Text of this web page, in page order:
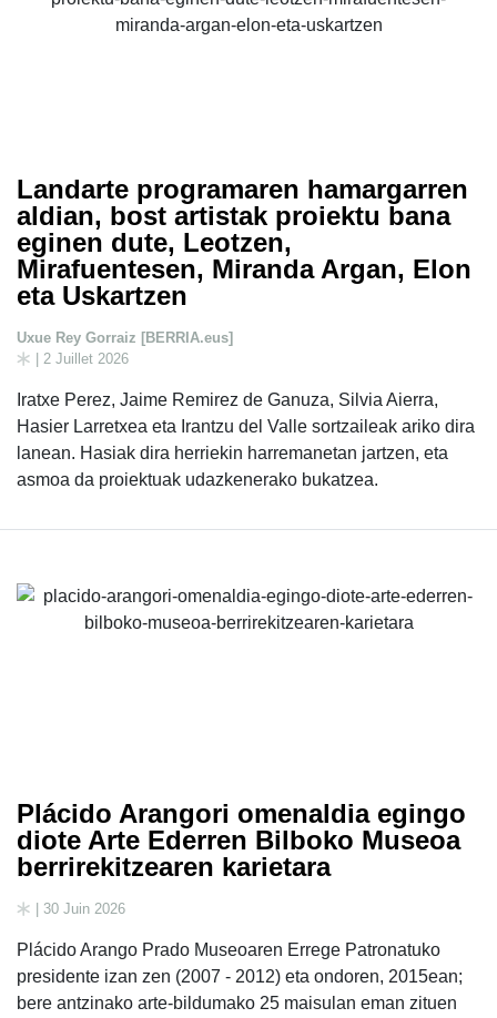
Landarte programaren hamargarren
aldian, bost artistak proiektu bana
eginen dute, Leotzen,
Mirafuentesen, Miranda Argan, Elon
eta Uskartzen
Uxue Rey Gorraiz [BERRIA.eus]
| 2 Juillet 2026
Iratxe Perez, Jaime Remirez de Ganuza, Silvia Aierra,
Hasier Larretxea eta Irantzu del Valle sortzaileak ariko dira
lanean. Hasiak dira herriekin harremanetan jartzen, eta
asmoa da proiektuak udazkenerako bukatzea.
Plácido Arangori omenaldia egingo
diote Arte Ederren Bilboko Museoa
berrirekitzearen karietara
| 30 Juin 2026
Plácido Arango Prado Museoaren Errege Patronatuko
presidente izan zen (2007 - 2012) eta ondoren, 2015ean;
bere antzinako arte-bildumako 25 maisulan eman zituen